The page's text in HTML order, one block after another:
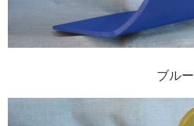
ブルー